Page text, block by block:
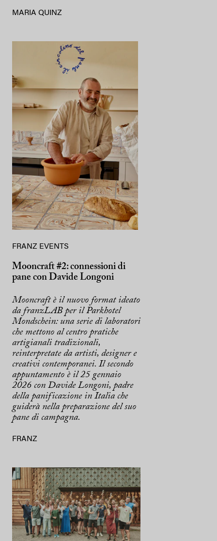
MARIA QUINZ
FRANZ EVENTS
Mooncraft #2: connessioni di
pane con Davide Longoni
Mooncraft è il nuovo format ideato
da franzLAB per il Parkhotel
Mondschein: una serie di laboratori
che mettono al centro pratiche
artigianali tradizionali,
reinterpretate da artisti, designer e
creativi contemporanei. Il secondo
appuntamento è il 25 gennaio
2026 con Davide Longoni, padre
della panificazione in Italia che
guiderà nella preparazione del suo
pane di campagna.
FRANZ